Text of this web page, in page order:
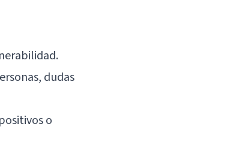
dudas
o